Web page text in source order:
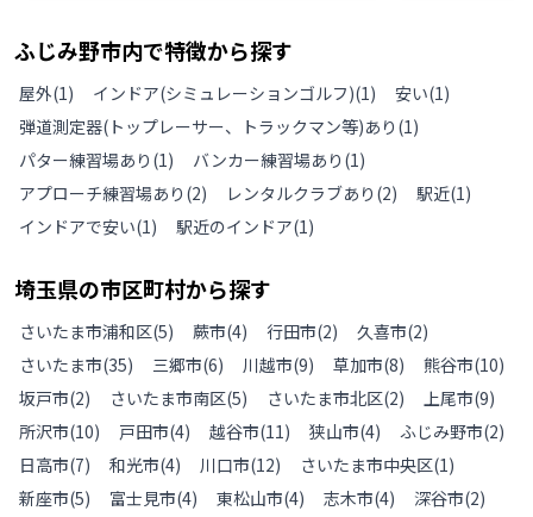
ふじみ野市内で特徴から探す
屋外(1) インドア(シミュレーションゴルフ)(1) 安い(1)
弾道測定器(トップレーサー、トラックマン等)あり (1)
パター練習場あり (1) バンカー練習場あり (1)
アプローチ練習場あり (2) レンタルクラブあり (2) 駅近(1)
インドアで安い(1) 駅近のインドア(1)
埼玉県の市区町村から探す
さいたま市浦和区(5) 蕨市(4) 行田市(2) 久喜市(2)
さいたま市(35) 三郷市(6) 川越市(9) 草加市(8) 熊谷市(10)
坂戸市(2) さいたま市南区(5) さいたま市北区(2) 上尾市(9)
所沢市(10) 戸田市(4) 越谷市(11) 狭山市(4) ふじみ野市(2)
日高市(7) 和光市(4) 川口市(12) さいたま市中央区(1)
新座市(5) 富士見市(4) 東松山市(4) 志木市(4) 深谷市(2)